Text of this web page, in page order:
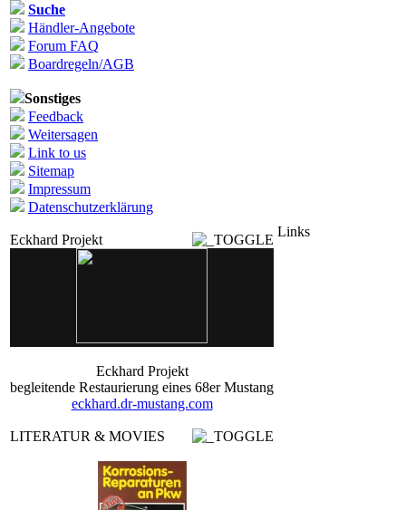
Suche
Händler-Angebote
Forum FAQ
Boardregeln/AGB
Sonstiges
Feedback
Weitersagen
Link to us
Sitemap
Impressum
Datenschutzerklärung
Eckhard Projekt
Eckhard Projekt
begleitende Restaurierung eines 68er Mustang
eckhard.dr-mustang.com
LITERATUR & MOVIES
Links